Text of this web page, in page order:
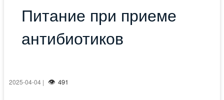
Питание при приеме
антибиотиков
2025-04-04 | 491